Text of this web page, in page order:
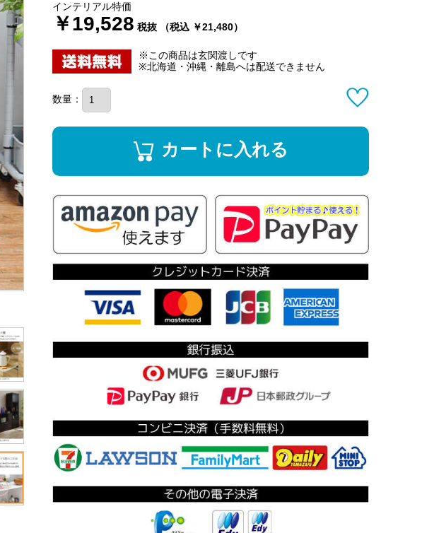
インテリアル特価
￥19,528 税抜 （税込 ￥21,480）
※この商品は玄関渡しです
※北海道・沖縄・離島へは配送できません
数量：
カートに入れる